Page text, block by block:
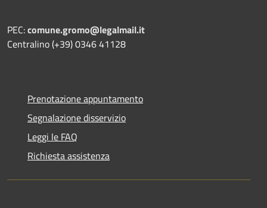
PEC:comune.gromo@legalmail.it
Centralino (+39) 0346 41128
Prenotazione appuntamento
Segnalazione disservizio
Leggi le FAQ
Richiesta assistenza